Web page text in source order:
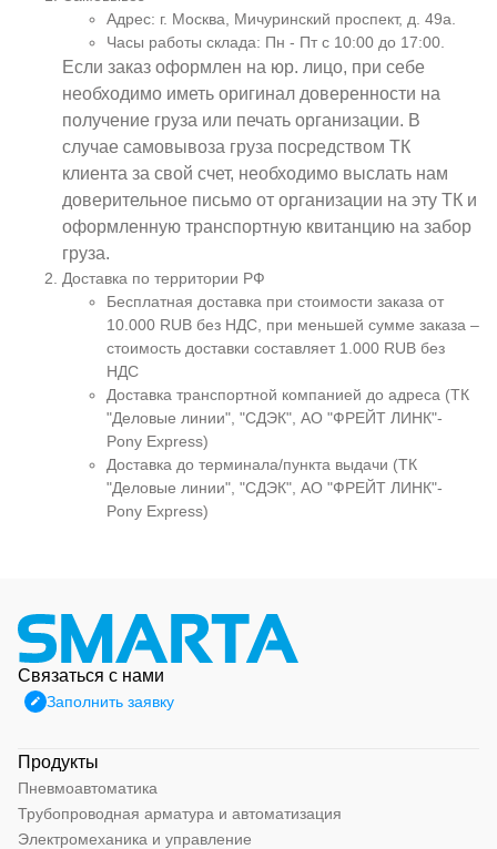
Адрес: г. Москва, Мичуринский проспект, д. 49а.
Часы работы склада: Пн - Пт с 10:00 до 17:00.
Если заказ оформлен на юр. лицо, при себе
необходимо иметь оригинал доверенности на
получение груза или печать организации. В
случае самовывоза груза посредством ТК
клиента за свой счет, необходимо выслать нам
доверительное письмо от организации на эту ТК и
оформленную транспортную квитанцию на забор
груза.
Доставка по территории РФ
Бесплатная доставка при стоимости заказа от
10.000 RUB без НДС, при меньшей сумме заказа –
стоимость доставки составляет 1.000 RUB без
НДС
Доставка транспортной компанией до адреса (ТК
"Деловые линии", "СДЭК", АО "ФРЕЙТ ЛИНК"-
Pony Express)
Доставка до терминала/пункта выдачи (ТК
"Деловые линии", "СДЭК", АО "ФРЕЙТ ЛИНК"-
Pony Express)
Связаться с нами
Заполнить заявку
Продукты
Пневмоавтоматика
Трубопроводная арматура и автоматизация
Электромеханика и управление